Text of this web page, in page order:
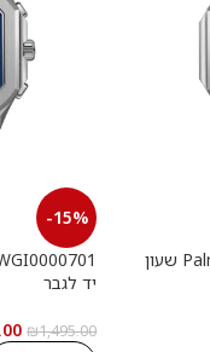
Palm Angels PMWGI0000702 שעון
-15%
יד לגבר
₪1,495.00